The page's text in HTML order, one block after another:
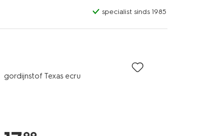
specialist sinds 1985
gordijnstof Texas ecru